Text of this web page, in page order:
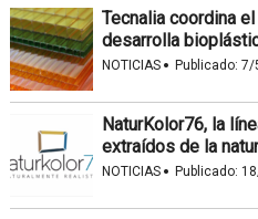
Tecnalia coordina
desarrolla
NOTICIAS · Publicado: 7/
NaturKolor76, la
extraídos de la
NOTICIAS · Publicado: